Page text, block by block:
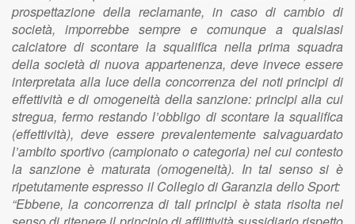
prospettazione della reclamante, in caso di cambio di
società, imporrebbe sempre e comunque a qualsiasi
calciatore di scontare la squalifica nella prima squadra
della società di nuova appartenenza, deve invece essere
interpretata alla luce della concorrenza dei noti principi di
effettività e di omogeneità della sanzione: principi alla cui
stregua, fermo restando l’obbligo di scontare la squalifica
(effettività), deve essere prevalentemente salvaguardato
l’ambito sportivo (campionato o categoria) nel cui contesto
la sanzione è maturata (omogeneità). In tal senso si è
ripetutamente espresso il Collegio di Garanzia dello Sport:
“Ebbene, la concorrenza di tali principi è stata risolta nel